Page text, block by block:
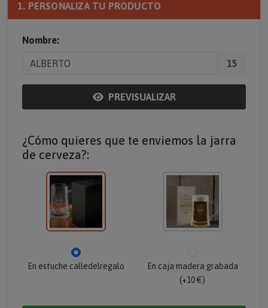
1. PERSONALIZA TU PRODUCTO
Nombre:
15
PREVISUALIZAR
¿Cómo quieres que te enviemos la jarra
de cerveza?:
En estuche calledelregalo
En caja madera grabada
(+10 €)